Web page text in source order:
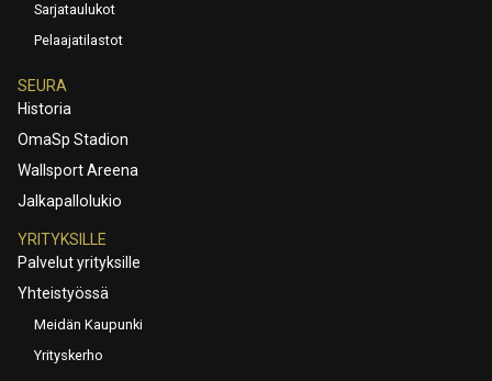
Sarjataulukot
Pelaajatilastot
SEURA
Historia
OmaSp Stadion
Wallsport Areena
Jalkapallolukio
YRITYKSILLE
Palvelut yrityksille
Yhteistyössä
Meidän Kaupunki
Yrityskerho